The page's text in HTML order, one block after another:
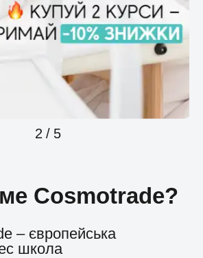
2 / 5
Cosmotrade?
– європейська
школа